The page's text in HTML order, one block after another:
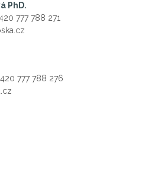
PhD.
777 788 271
420 777 788 276